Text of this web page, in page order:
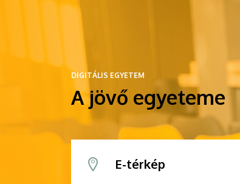
DIGITÁLIS EGYETEM
A jövő egyeteme
E-térkép